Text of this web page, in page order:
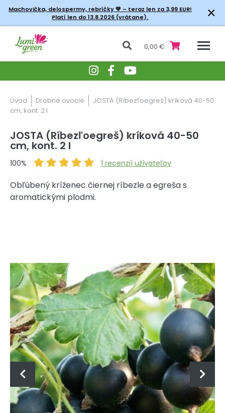
Machovička, delospermy, rebríčky💚 – teraz len za 3,99 EUR!
Platí len do 13.8.2026 (vrátane).
×
0,00 €
Úvod Drobné ovocie
JOSTA (Ríbezľoegreš) kríková 40-50
cm, kont. 2 l
JOSTA (Ríbezľoegreš) kríková 40-50
cm, kont. 2 l
100% 1 recenzií užívateľov
Obľúbený kríženec čiernej ríbezle a egreša s
aromatickými plodmi.